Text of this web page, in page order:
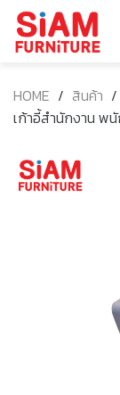
HOME / สินค้า /
เก้าอี้สำนักงาน พ